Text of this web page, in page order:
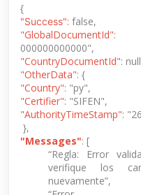
{
"Success": false,
"GlobalDocumentId":
000000000000",
"CountryDocumentId":
"OtherData": {
"Country": "py",
"Certifier": "SIFEN",
"AuthorityTimeStamp":
},
"Messages": [
“Regla: Error
verifique los
nuevamente”,